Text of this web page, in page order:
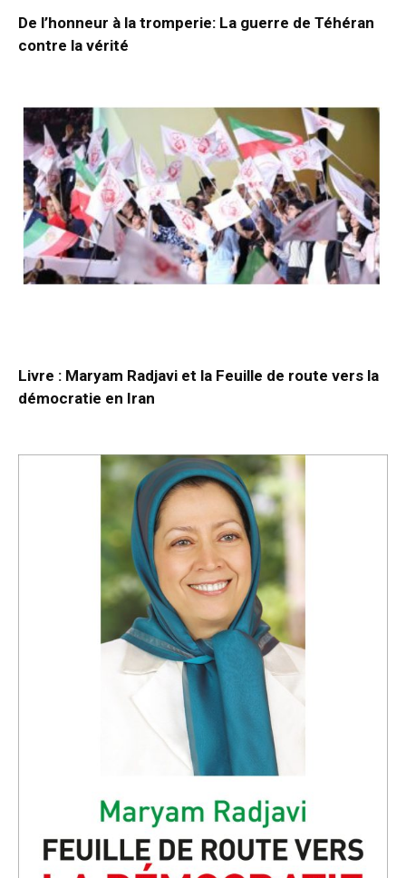
De l’honneur à la tromperie: La guerre de Téhéran
contre la vérité
Livre : Maryam Radjavi et la Feuille de route vers la
démocratie en Iran